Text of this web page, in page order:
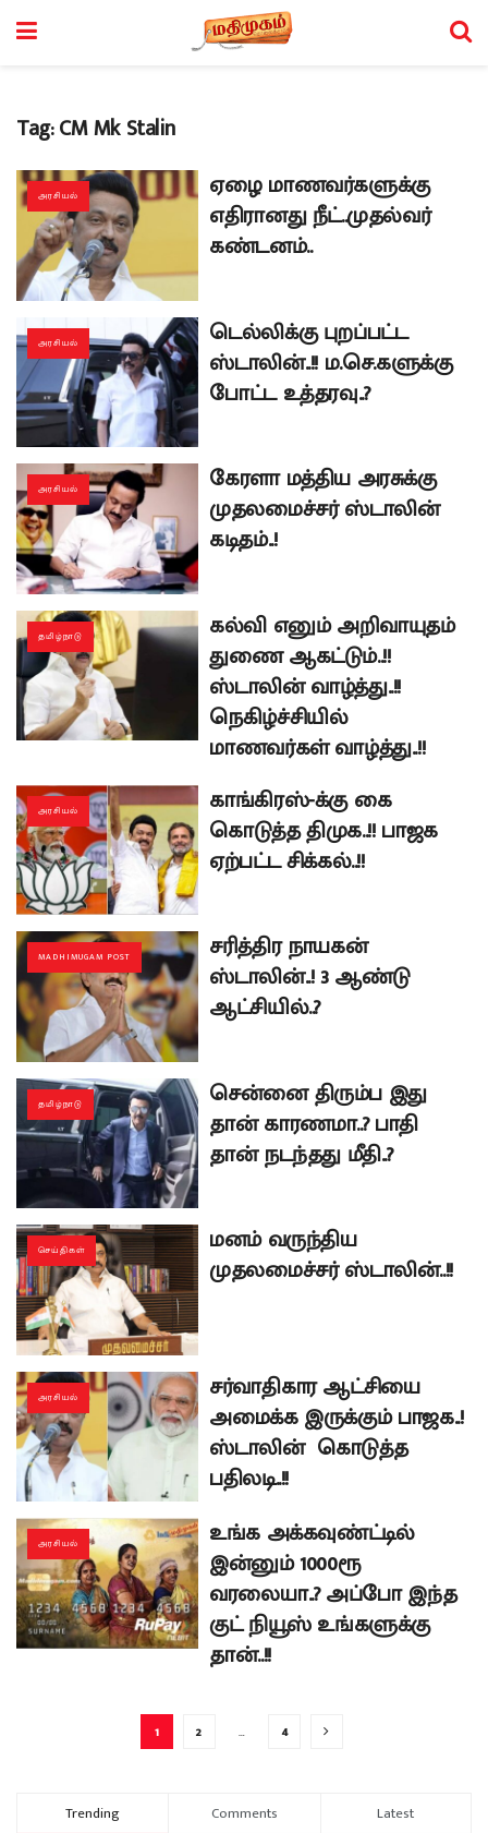
Tag:CM Mk Stalin
அரசியல்
ஏழை மாணவர்களுக்கு
எதிரானது நீட்..முதல்வர்
கண்டனம்..
அரசியல்
டெல்லிக்கு புறப்பட்ட
ஸ்டாலின்..!! ம.செ.களுக்கு
போட்ட உத்தரவு..?
அரசியல்
கேரளா மத்திய அரசுக்கு
முதலமைச்சர் ஸ்டாலின்
கடிதம்..!
தமிழ்நாடு
கல்வி எனும் அறிவாயுதம்
துணை ஆகட்டும்..!!
ஸ்டாலின் வாழ்த்து..!!
நெகிழ்ச்சியில்
மாணவர்கள் வாழ்த்து..!!
அரசியல்
காங்கிரஸ்-க்கு கை
கொடுத்த திமுக..!! பாஜக
ஏற்பட்ட சிக்கல்..!!
MADHIMUGAM POST
சரித்திர நாயகன்
ஸ்டாலின்..! 3 ஆண்டு
ஆட்சியில்..?
தமிழ்நாடு
சென்னை திரும்ப இது
தான் காரணமா..? பாதி
தான் நடந்தது மீதி..?
செய்திகள்
மனம் வருந்திய
முதலமைச்சர் ஸ்டாலின்..!!
அரசியல்
சர்வாதிகார ஆட்சியை
அமைக்க இருக்கும் பாஜக..!
ஸ்டாலின் கொடுத்த
பதிலடி..!!
அரசியல்
உங்க அக்கவுண்ட்டில்
இன்னும் 1000ரூ
வரலையா..? அப்போ இந்த
குட் நியூஸ் உங்களுக்கு
தான்..!!
1 2 … 4
Trending Comments Latest